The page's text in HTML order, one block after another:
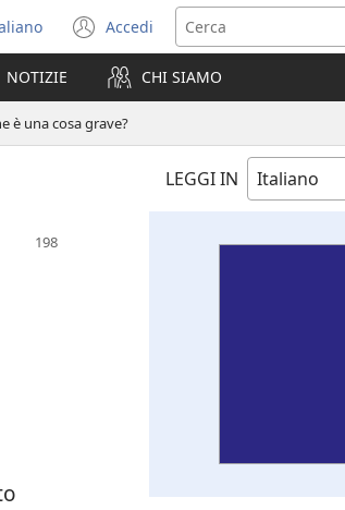
lingua
Accedi
(apre
una
nuova
finestra)
NOTIZIE CHI SIAMO
è una cosa grave?
LEGGI IN